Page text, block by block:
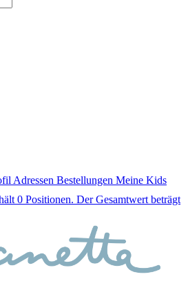
Adressen Bestellungen Meine Kids
0 Positionen. Der Gesamtwert beträgt